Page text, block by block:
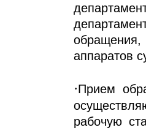
обращения,
аппаратов
·Прием
рабочую